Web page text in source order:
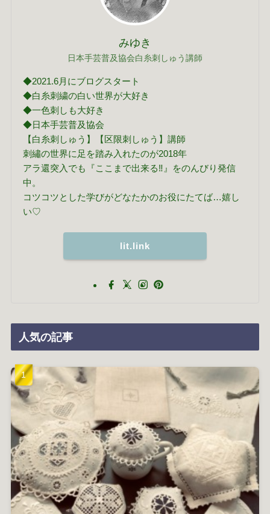
みゆき
日本手芸普及協会白糸刺しゅう講師
◆2021.6月にブログスタート
◆白糸刺繍の白い世界が大好き
◆一色刺しも大好き
◆日本手芸普及協会
【白糸刺しゅう】【区限刺しゅう】講師
刺繡の世界に足を踏み入れたのが2018年
アラ還突入でも『ここまで出来る‼』をのんびり発信
中。
コツコツとした学びがどなたかのお役にたてば…嬉し
い♡
lit.link
人気の記事